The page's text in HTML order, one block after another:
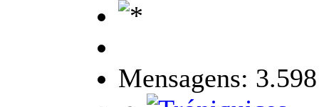
Mensagens: 3.598